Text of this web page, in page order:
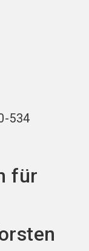
534
für